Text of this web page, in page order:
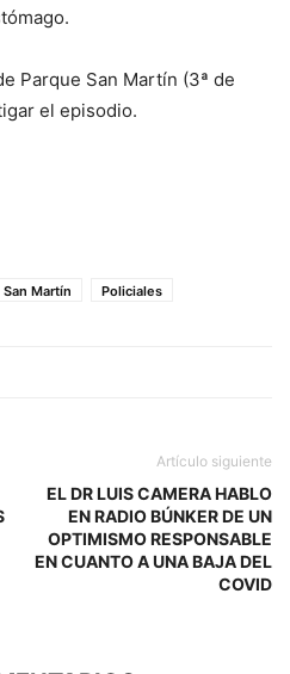
Parque San Martín (3ª de
el episodio.
Martín Policiales
Artículo siguiente
EL DR LUIS CAMERA HABLO
EN RADIO BÚNKER DE UN
OPTIMISMO RESPONSABLE
EN CUANTO A UNA BAJA DEL
COVID